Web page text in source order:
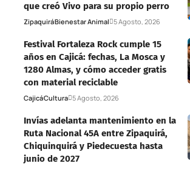
que creó Vivo para su propio perro
ZipaquiráBienestar Animal 5 Agosto, 2026
Festival Fortaleza Rock cumple 15
años en Cajicá: fechas, La Mosca y
1280 Almas, y cómo acceder gratis
con material reciclable
CajicáCultura 5 Agosto, 2026
Invías adelanta mantenimiento en la
Ruta Nacional 45A entre Zipaquirá,
Chiquinquirá y Piedecuesta hasta
junio de 2027